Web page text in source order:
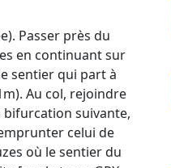
Passer près du
en continuant sur
sentier qui part à
Au col, rejoindre
bifurcation suivante,
celui de
où le sentier du